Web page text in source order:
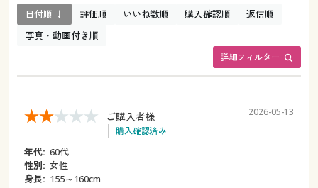
詳細フィルター
日付順 ↓ 評価順 いいね数順 購入確認順
返信順
写真・動画付き順
ご購入者様
購入確認済み
2026-05-13
年代: 60代
性別: 女性
身長: 155～160cm